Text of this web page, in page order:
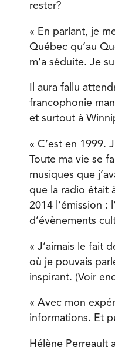
rester?
« En parlant, je
Québec qu’au
m’a séduite. Je
Il aura fallu
francophonie
et surtout à
« C’est en 1999.
Toute ma vie se
musiques que
que la radio était
2014 l’émission :
d’évènements
« J’aimais le fait
où je pouvais
inspirant. (Voir
« Avec mon
informations. Et
Hélène Perreault